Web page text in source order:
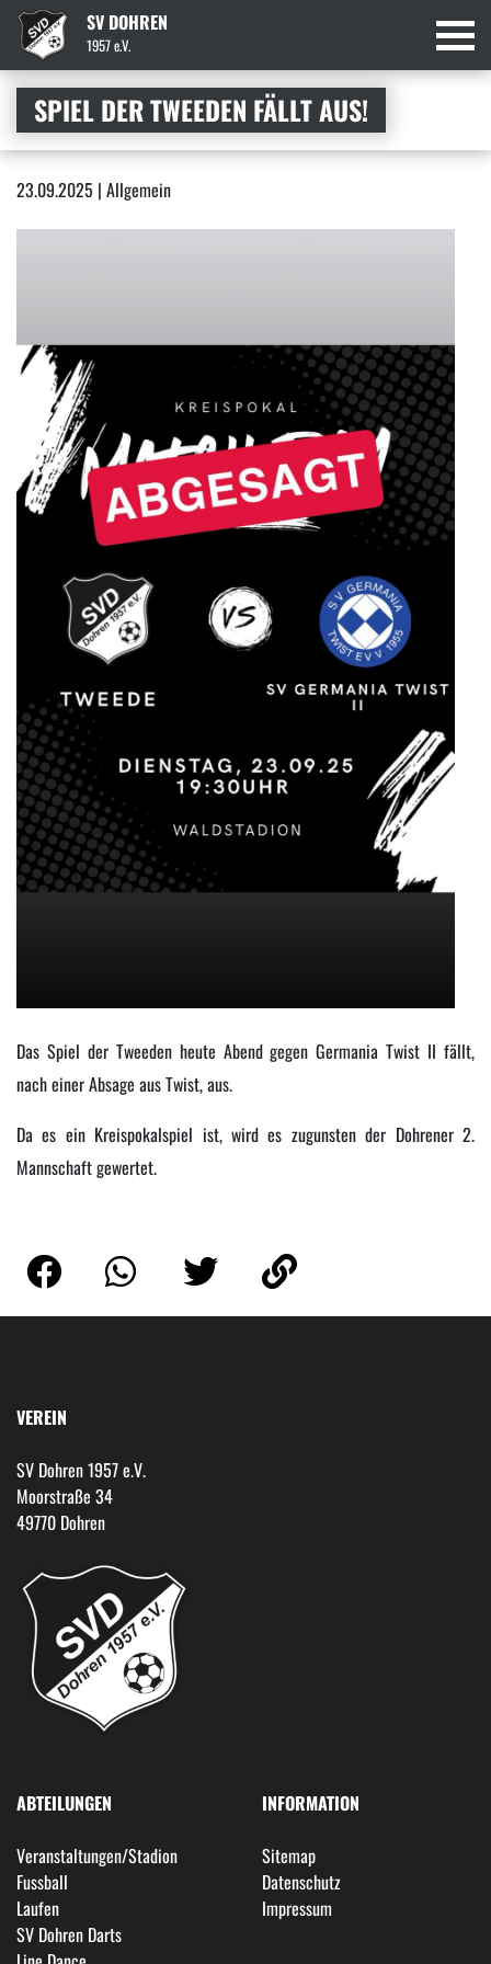
SV DOHREN
1957 e.V.
SPIEL DER TWEEDEN FÄLLT AUS!
23.09.2025 | Allgemein
Das Spiel der Tweeden heute Abend gegen Germania Twist II fällt,
nach einer Absage aus Twist, aus.
Da es ein Kreispokalspiel ist, wird es zugunsten der Dohrener 2.
Mannschaft gewertet.
VEREIN
SV Dohren 1957 e.V.
Moorstraße 34
49770 Dohren
ABTEILUNGEN
Veranstaltungen/Stadion
Fussball
Laufen
SV Dohren Darts
INFORMATION
Sitemap
Datenschutz
Impressum